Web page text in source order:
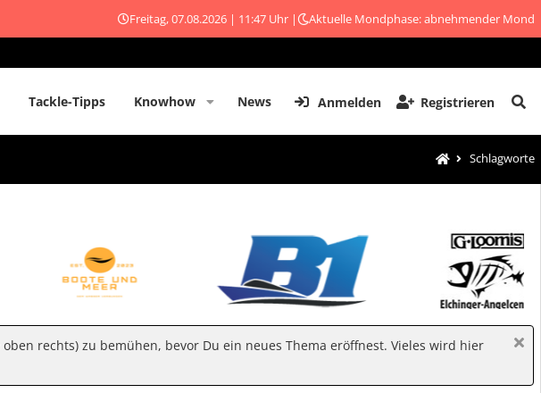
Freitag, 07.08.2026 | 11:47 Uhr | Aktuelle Mondphase: abnehmender Mond
Tackle-Tipps Knowhow News Anmelden Registrieren
Schlagworte
rechts) zu bemühen, bevor Du ein neues Thema eröffnest. Vieles wird hier